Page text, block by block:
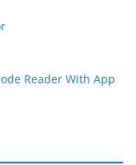
Reader With App